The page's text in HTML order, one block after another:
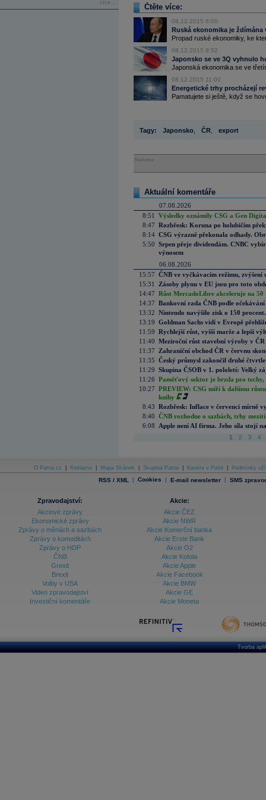
více... Čtěte více:
08.12.2015 6:00
Ruská ekonomika je
Propad ruské ekonomiky, ke
08.12.2015 8:52
Japonsko se ve 3Q vyhnulo
Japonská ekonomika se ve
08.12.2015 11:00
Energetické trhy procházejí
Pamatujete si ještě, když se
Tagy: Japonsko ČR export
Reklama
Aktuální komentáře
07.08.2026
8:51
Výsledky oznámily CSG a Gen
8:47 Rozbřesk: Koruna po holubičím
8:14 CSG výrazně překonala odhady.
5:50 Srpen přeje dividendám. CNBC
výnosem
06.08.2026
15:57 ČNB ve vyčkávacím režimu, zvýšení
15:31
Zásoby plynu v EU jsou pro toto
14:47 Růst MercadoLibre akceleruje na
14:37 Bankovní rada ČNB podle
13:32 Nintendo navýšilo zisk o 150
13:19 Goldman Sachs vidí v Evropě
11:59 Rychlejší růst, vyšší marže a lepší
11:40 Meziroční růst stavební výroby v
11:37
Zahraniční obchod ČR v červnu
11:35 Český průmysl zakončil druhé
11:29 Skupina ČSOB v 1. pololetí: Velký
11:26 Paměťový sektor je brzda pro techy,
10:27 PREVIEW: CSG míří k dalšímu
knihy
8:43 Rozbřesk: Inflace v červenci mírně
8:40 ČNB rozhodne o sazbách, trhy
6:08
Apple není AI firma. Jeho síla stojí
1 2 3 4
O Patria.cz Reklama Mapa Stránek Skupina Patria Kariéra v Patrii Podmínky
RSS / XML | Cookies | E-mail newsletter | SMS
Zpravodajství:
Akciové zprávy
Ekonomické zprávy
Zprávy o měnách a sazbách
Zprávy o komoditách
Zprávy o HDP
ČNB
Grexit
Brexit
Volby v USA
Video zpravodajství
Investiční komentáře
Akcie:
Akcie ČEZ
Akcie NWR
Akcie Komerční banka
Akcie Erste Bank
Akcie O2
Akcie Kofola
Akcie Apple
Akcie Facebook
Akcie BMW
Akcie GE
Akcie Moneta
Tvorba